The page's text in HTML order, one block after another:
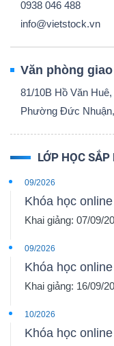
0938 046 488
info@vietstock.vn
Văn phòng
81/10B Hồ Văn Huê,
Phường Đức
LỚP HỌC
09/2026
Khóa học
Khai giảng: 07/09/
09/2026
Khóa học
Khai giảng: 16/09/
10/2026
Khóa học